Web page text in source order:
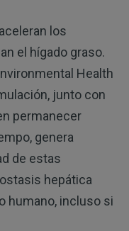
los
el hígado graso.
Health
junto con
permanecer
genera
de estas
hepática
humano, incluso si